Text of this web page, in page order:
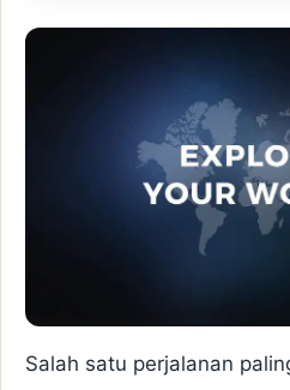
Salah satu perjalanan